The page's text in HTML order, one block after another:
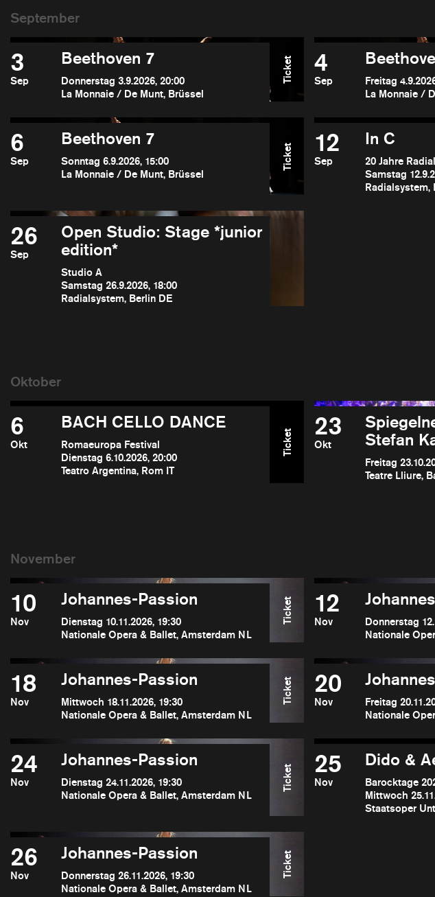
3
Sep
Beethoven 7
Donnerstag 3.9.2026, 20:00
La Monnaie / De Munt, Brüssel
Ticket 4
Sep
Freitag
La Monnaie /
6
Sep
Beethoven 7
Sonntag 6.9.2026, 15:00
La Monnaie / De Munt, Brüssel
Ticket 12
Sep
In C
20 Jahre
Samstag
Radialsystem,
26
Sep
Open Studio: Stage *junior
edition*
Studio A
Samstag 26.9.2026, 18:00
Radialsystem, Berlin DE
6
Okt
BACH CELLO DANCE
Romaeuropa Festival
Dienstag 6.10.2026, 20:00
Teatro Argentina, Rom IT
Ticket
23
Okt
Stefan
Freitag
Teatre Lliure,
10
Nov
Johannes-Passion
Dienstag 10.11.2026, 19:30
Nationale Opera & Ballet, Amsterdam NL
Ticket 12
Nov
Donnerstag
Nationale
18
Nov
Johannes-Passion
Mittwoch 18.11.2026, 19:30
Nationale Opera & Ballet, Amsterdam NL
Ticket 20
Nov
Freitag
Nationale
24
Nov
Johannes-Passion
Dienstag 24.11.2026, 19:30
Nationale Opera & Ballet, Amsterdam NL
Ticket 25
Nov
Dido &
Barocktage
Mittwoch
Staatsoper
26
Nov
Johannes-Passion
Donnerstag 26.11.2026, 19:30
Nationale Opera & Ballet, Amsterdam NL
Ticket